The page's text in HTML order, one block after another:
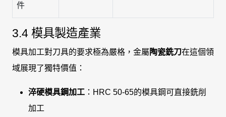
件
3.4 模具製造產業
模具加工對刀具的要求極為嚴格，金屬陶瓷銑刀在這個領
域展現了獨特價值：
淬硬模具鋼加工 ：HRC 50-65的模具鋼可直接銑削
加工